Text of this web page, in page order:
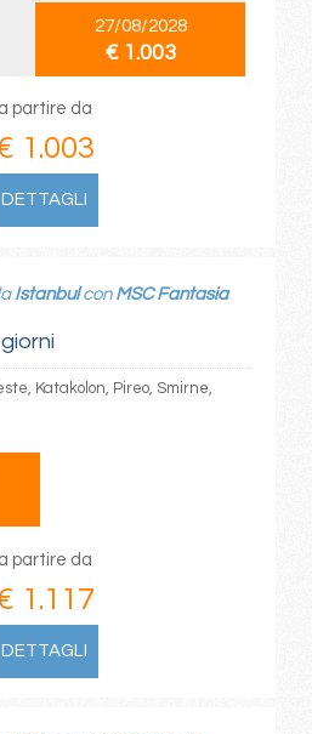
27/08/2028
€ 1.003
a partire da
1.003
DETTAGLI
Istanbulcon MSC Fantasia
Katakolon, Pireo, Smirne,
a partire da
1.117
DETTAGLI